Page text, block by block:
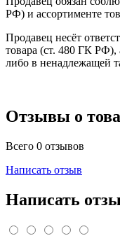
РФ) и ассортименте
Продавец несёт
товара (ст. 480 ГК РФ),
либо в ненадлежащей
Отзывы о
Всего 0 отзывов
Написать отзыв
Написать